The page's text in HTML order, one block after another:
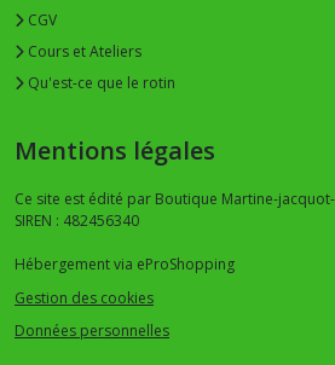
CGV
Cours et Ateliers
Qu'est-ce que le rotin
Mentions légales
Ce site est édité par Boutique Martine-
SIREN : 482456340
Hébergement via eProShopping
Gestion des cookies
Données personnelles